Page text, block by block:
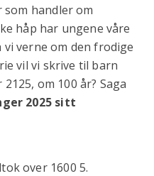
handler om
håp har ungene våre
verne om den frodige
vil vi skrive til barn
om 100 år? Saga
2025 sitt
over 1600 5.